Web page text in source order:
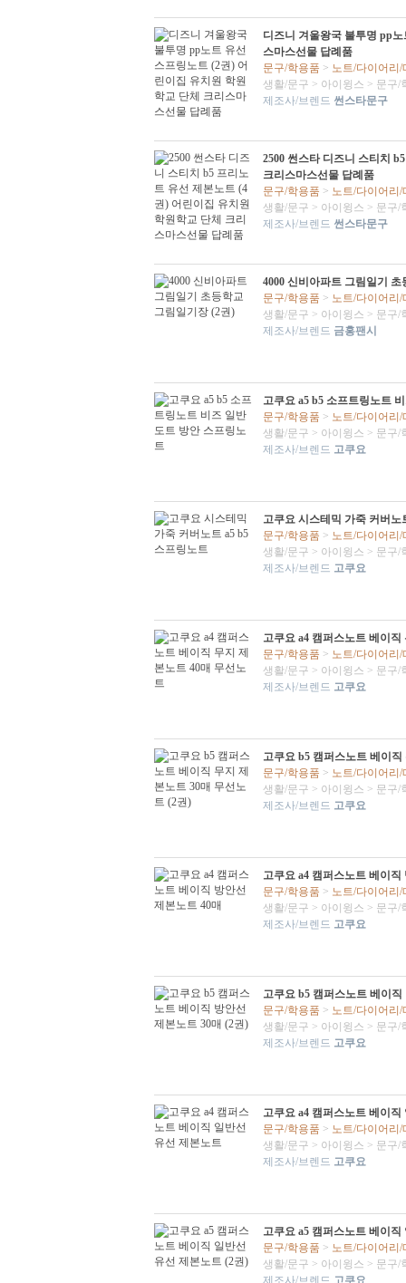
디즈니 겨울왕국 불투명 pp
스마스선물 답례품
문구/학용품 > 노트/다이어리/
생활/문구 > 아이윙스 > 문구/
제조사/브렌드 썬스타문구
2500 썬스타 디즈니 스티치
크리스마스선물 답례품
문구/학용품 > 노트/다이어리/
생활/문구 > 아이윙스 > 문구/
제조사/브렌드 썬스타문구
4000 신비아파트 그림일기
문구/학용품 > 노트/다이어리/
생활/문구 > 아이윙스 > 문구/
제조사/브렌드 금홍팬시
고쿠요 a5 b5 소프트링노트
문구/학용품 > 노트/다이어리/
생활/문구 > 아이윙스 > 문구/
제조사/브렌드 고쿠요
고쿠요 시스테믹 가죽 커버노
문구/학용품 > 노트/다이어리/
생활/문구 > 아이윙스 > 문구/
제조사/브렌드 고쿠요
고쿠요 a4 캠퍼스노트 베이
문구/학용품 > 노트/다이어리/
생활/문구 > 아이윙스 > 문구/
제조사/브렌드 고쿠요
고쿠요 b5 캠퍼스노트 베이
문구/학용품 > 노트/다이어리/
생활/문구 > 아이윙스 > 문구/
제조사/브렌드 고쿠요
고쿠요 a4 캠퍼스노트 베이직
문구/학용품 > 노트/다이어리/
생활/문구 > 아이윙스 > 문구/
제조사/브렌드 고쿠요
고쿠요 b5 캠퍼스노트 베이
문구/학용품 > 노트/다이어리/
생활/문구 > 아이윙스 > 문구/
제조사/브렌드 고쿠요
고쿠요 a4 캠퍼스노트 베이
문구/학용품 > 노트/다이어리/
생활/문구 > 아이윙스 > 문구/
제조사/브렌드 고쿠요
고쿠요 a5 캠퍼스노트 베이
문구/학용품 > 노트/다이어리/
생활/문구 > 아이윙스 > 문구/
제조사/브렌드 고쿠요